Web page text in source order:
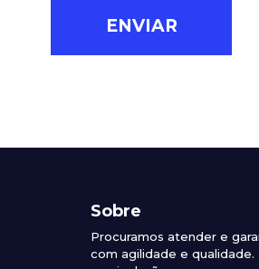
Sobre
Procuramos atender e
com agilidade e qualidade.